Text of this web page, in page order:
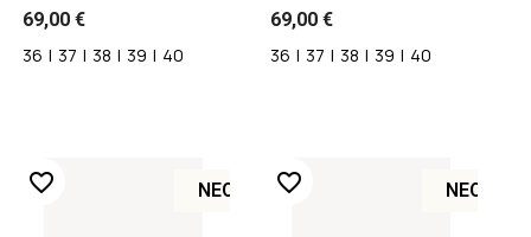
69,00 €
36 | 37 | 38 | 39 | 40
69,00 €
36 | 37 | 38 | 39 | 40
ΝΈΟ
favorite_border ΝΈΟ
favorite_border